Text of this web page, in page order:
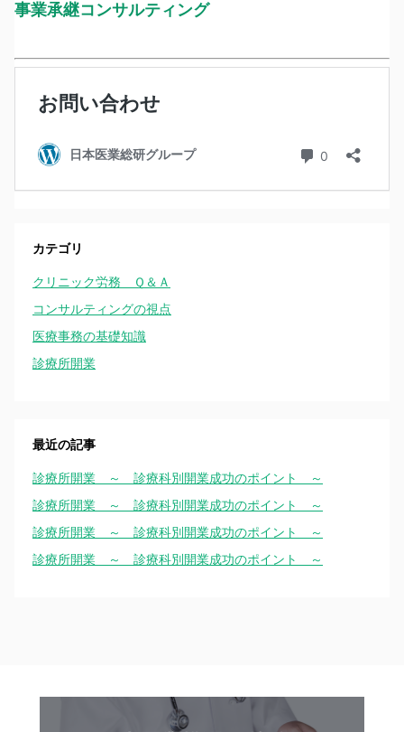
事業承継コンサルティング
カテゴリ
クリニック労務 Ｑ＆Ａ
コンサルティングの視点
医療事務の基礎知識
診療所開業
最近の記事
診療所開業 ～ 診療科別開業成功のポイント ～
診療所開業 ～ 診療科別開業成功のポイント ～
診療所開業 ～ 診療科別開業成功のポイント ～
診療所開業 ～ 診療科別開業成功のポイント ～